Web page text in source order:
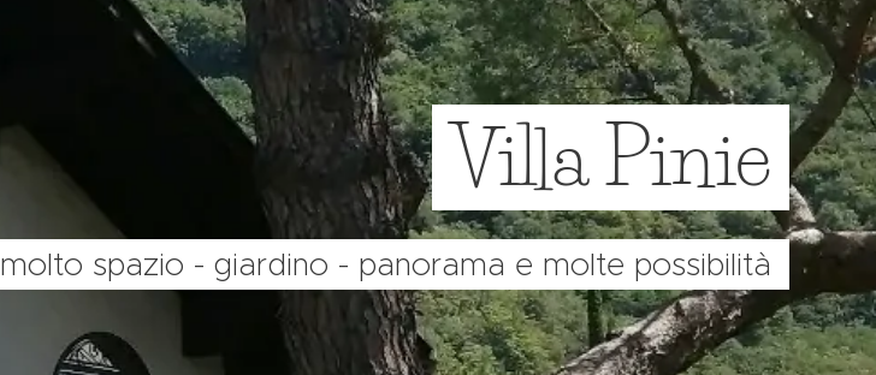
Villa Pinie
molto spazio - giardino - panorama e molte possibilità